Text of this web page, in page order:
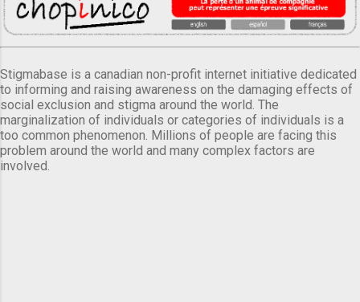
Stigmabase is a canadian non-profit internet initiative dedicated
to informing and raising awareness on the damaging effects of
social exclusion and stigma around the world. The
marginalization of individuals or categories of individuals is a
too common phenomenon. Millions of people are facing this
problem around the world and many complex factors are
involved.